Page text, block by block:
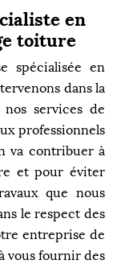
en
toiture
spécialisée en
dans la
services de
professionnels
va contribuer à
et pour éviter
que nous
le respect des
entreprise de
vous fournir des